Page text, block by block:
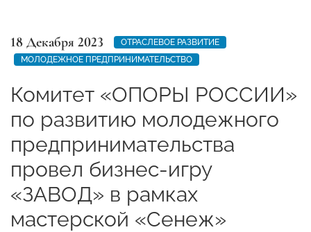
18 Декабря 2023
ОТРАСЛЕВОЕ РАЗВИТИЕ
МОЛОДЕЖНОЕ ПРЕДПРИНИМАТЕЛЬСТВО
Комитет «ОПОРЫ РОССИИ»
по развитию молодежного
предпринимательства
провел бизнес-игру
«ЗАВОД» в рамках
мастерской «Сенеж»